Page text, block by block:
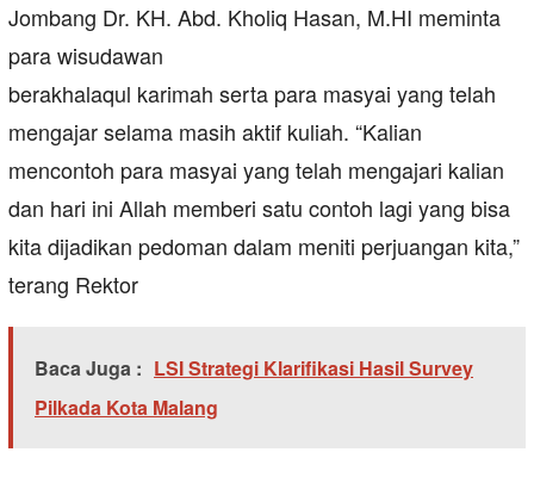
Jombang Dr. KH. Abd. Kholiq Hasan, M.HI meminta
para wisudawan
berakhalaqul karimah serta para masyai yang telah
mengajar selama masih aktif kuliah. “Kalian
mencontoh para masyai yang telah mengajari kalian
dan hari ini Allah memberi satu contoh lagi yang bisa
kita dijadikan pedoman dalam meniti perjuangan kita,”
terang Rektor
Baca Juga : LSI Strategi Klarifikasi Hasil Survey
Pilkada Kota Malang